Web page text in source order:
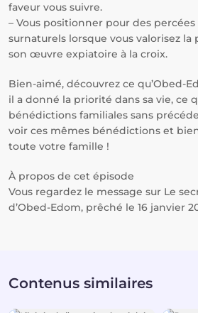
faveur vous suivre.
– Vous positionner pour des
surnaturels lorsque vous valorisez la
son œuvre expiatoire à la croix.
Bien-aimé, découvrez ce qu’Obed-
il a donné la priorité dans sa vie, ce
bénédictions familiales sans
voir ces mêmes bénédictions et
toute votre famille !
À propos de cet épisode
Vous regardez le message sur Le
d’Obed-Edom, prêché le 16 janvier
Contenus similaires